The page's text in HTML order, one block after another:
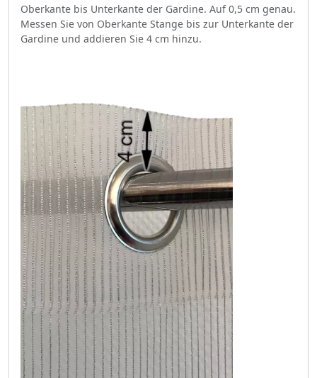
Oberkante bis Unterkante der Gardine. Auf 0,5 cm genau.
Messen Sie von Oberkante Stange bis zur Unterkante der
Gardine und addieren Sie 4 cm hinzu.